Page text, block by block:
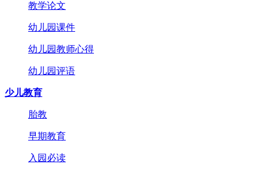
教学论文
幼儿园课件
幼儿园教师心得
幼儿园评语
少儿教育
胎教
早期教育
入园必读